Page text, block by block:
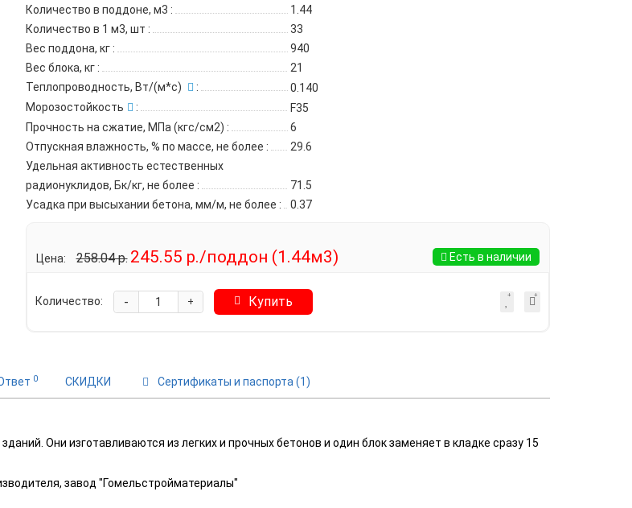
Количество в поддоне, м3 :
1.44
Количество в 1 м3, шт :
33
Вес поддона, кг :
940
Вес блока, кг :
21
Теплопроводность, Вт/(м*с)
:
0.140
Морозостойкость
:
F35
Прочность на сжатие, МПа (кгс/см2) :
6
Отпускная влажность, % по массе, не более :
29.6
Удельная активность естественных
радионуклидов, Бк/кг, не более :
71.5
Усадка при высыхании бетона, мм/м, не более : 0.37
Цена: 258.04 р. 245.55 р./поддон (1.44м3) Есть в наличии
Количество: +
- Купить
0 СКИДКИ Сертификаты и паспорта (1)
Они изготавливаются из легких и прочных бетонов и один блок заменяет в кладке сразу 15
завод "Гомельстройматериалы"